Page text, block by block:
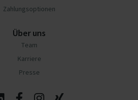
Zahlungsoptionen
Über uns
Team
Karriere
Presse